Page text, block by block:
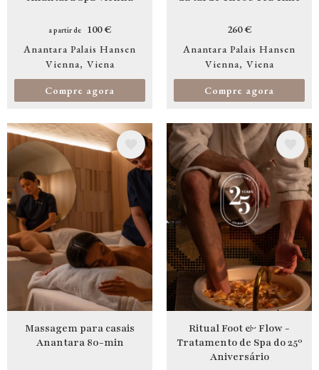
a partir de
100 €
Anantara Palais Hansen
Vienna
Viena
Compre agora
260 €
Anantara Palais Hansen
Vienna
Viena
Compre agora
Imagem
Massagem para casais
Anantara 80-min
Imagem
Ritual Foot & Flow -
Tratamento de Spa do 25º
Aniversário